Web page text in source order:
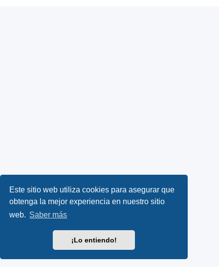
Este sitio web utiliza cookies para asegurar que
obtenga la mejor experiencia en nuestro sitio
web. Saber más
¡Lo entiendo!